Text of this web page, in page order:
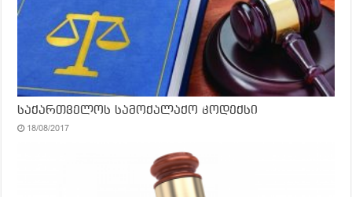
საქართველოს სამოქალაქო კოდექსი
18/08/2017